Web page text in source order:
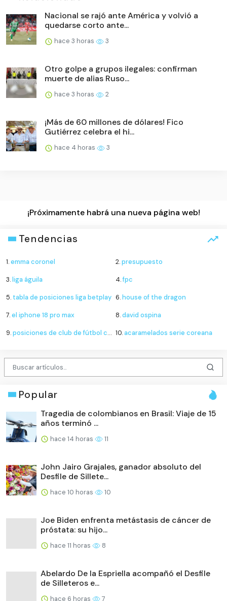
Nacional se rajó ante América y volvió a
quedarse corto ante...
hace 3 horas 3
Otro golpe a grupos ilegales: confirman
muerte de alias Ruso...
hace 3 horas 2
¡Más de 60 millones de dólares! Fico
Gutiérrez celebra el hi...
hace 4 horas 3
¡Próximamente habrá una nueva página web!
Tendencias
1.emma coronel 2.presupuesto
3.liga águila 4.fpc
5. tabla de posiciones liga betplay 6.house of the dragon
7.el iphone 18 pro max 8.david ospina
9.posiciones de club de fútbol cruz azul contra new york city football club 10.acaramelados serie coreana
Popular
Tragedia de colombianos en Brasil: Viaje de 15
años terminó ...
hace 14 horas 11
John Jairo Grajales, ganador absoluto del
Desfile de Sillete...
hace 10 horas 10
Joe Biden enfrenta metástasis de cáncer de
próstata: su hijo...
hace 11 horas 8
Abelardo De la Espriella acompañó el Desfile
de Silleteros e...
hace 6 horas 7